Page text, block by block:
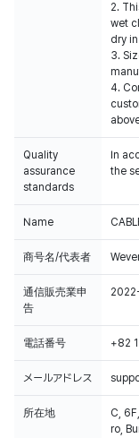
2.
wet
dry
3.
4.
Quality
assurance
standards
In
the
Name
商号名/代表者
通信販売業申
告
電話番号 +82
メールアドレス
所在地
C,
ro,